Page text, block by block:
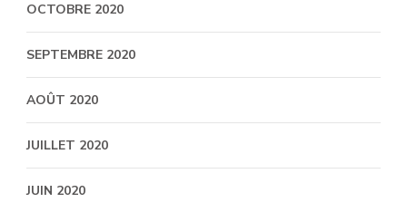
OCTOBRE 2020
SEPTEMBRE 2020
AOÛT 2020
JUILLET 2020
JUIN 2020